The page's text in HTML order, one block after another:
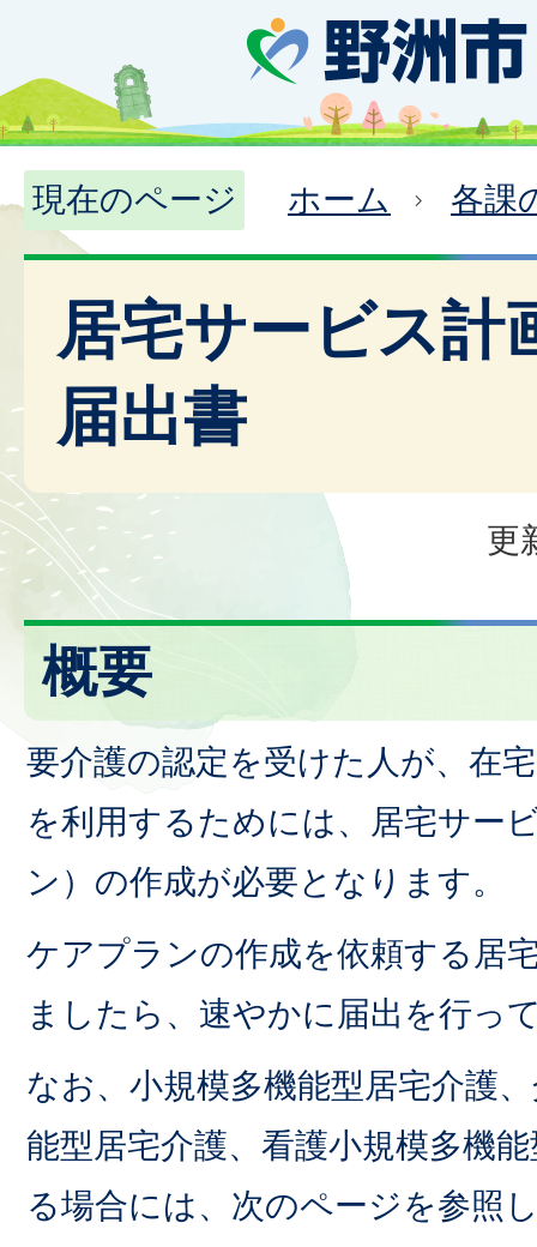
現在のページ ホーム 各課
居宅サービス計
届出書
更
概要
要介護の認定を受けた人が、在
を利用するためには、居宅サー
ン）の作成が必要となります。
ケアプランの作成を依頼する居
ましたら、速やかに届出を行っ
なお、小規模多機能型居宅介護
能型居宅介護、看護小規模多機
る場合には、次のページを参照